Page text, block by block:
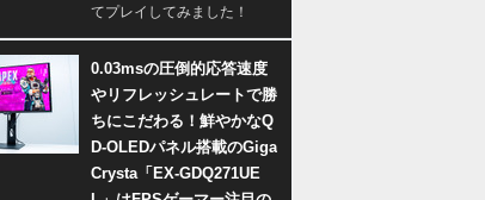
てプレイしてみました！
0.03msの圧倒的応答速度
やリフレッシュレートで勝
ちにこだわる！鮮やかなQ
D-OLEDパネル搭載のGiga
Crysta「EX-GDQ271UE